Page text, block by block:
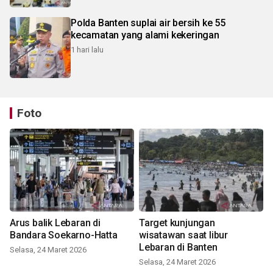
Polda Banten suplai air bersih ke 55
kecamatan yang alami kekeringan
1 hari lalu
Foto
Arus balik Lebaran di
Bandara Soekarno-Hatta
Selasa, 24 Maret 2026
Target kunjungan
wisatawan saat libur
Lebaran di Banten
Selasa, 24 Maret 2026